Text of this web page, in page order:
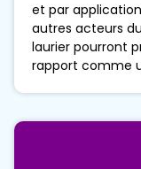
et par
autres acteurs
laurier pourront
rapport comme